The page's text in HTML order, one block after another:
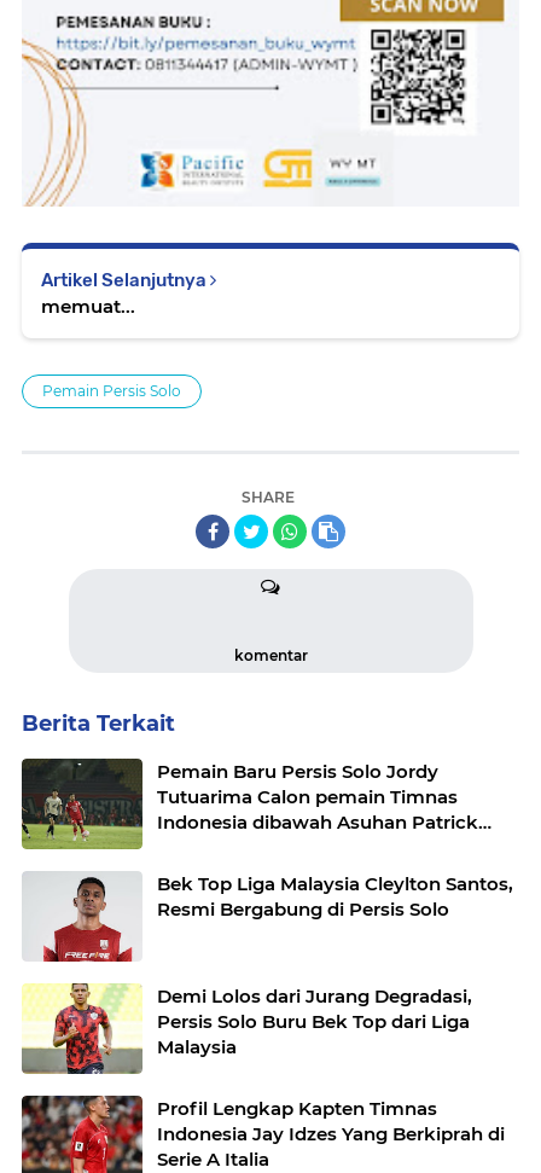
Artikel Selanjutnya
memuat...
Pemain Persis Solo
SHARE
komentar
Berita Terkait
Pemain Baru Persis Solo Jordy
Tutuarima Calon pemain Timnas
Indonesia dibawah Asuhan Patrick
Bek Top Liga Malaysia Cleylton Santos,
Resmi Bergabung di Persis Solo
Demi Lolos dari Jurang Degradasi,
Persis Solo Buru Bek Top dari Liga
Malaysia
Profil Lengkap Kapten Timnas
Indonesia Jay Idzes Yang Berkiprah di
Serie A Italia